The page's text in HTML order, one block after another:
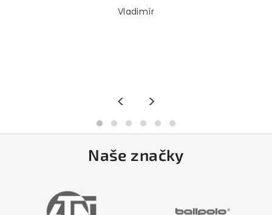
Vladimír
< >
Naše značky